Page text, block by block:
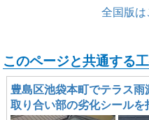
全国版は
このページと共通する
豊島区池袋本町でテラス
取り合い部の劣化シールを